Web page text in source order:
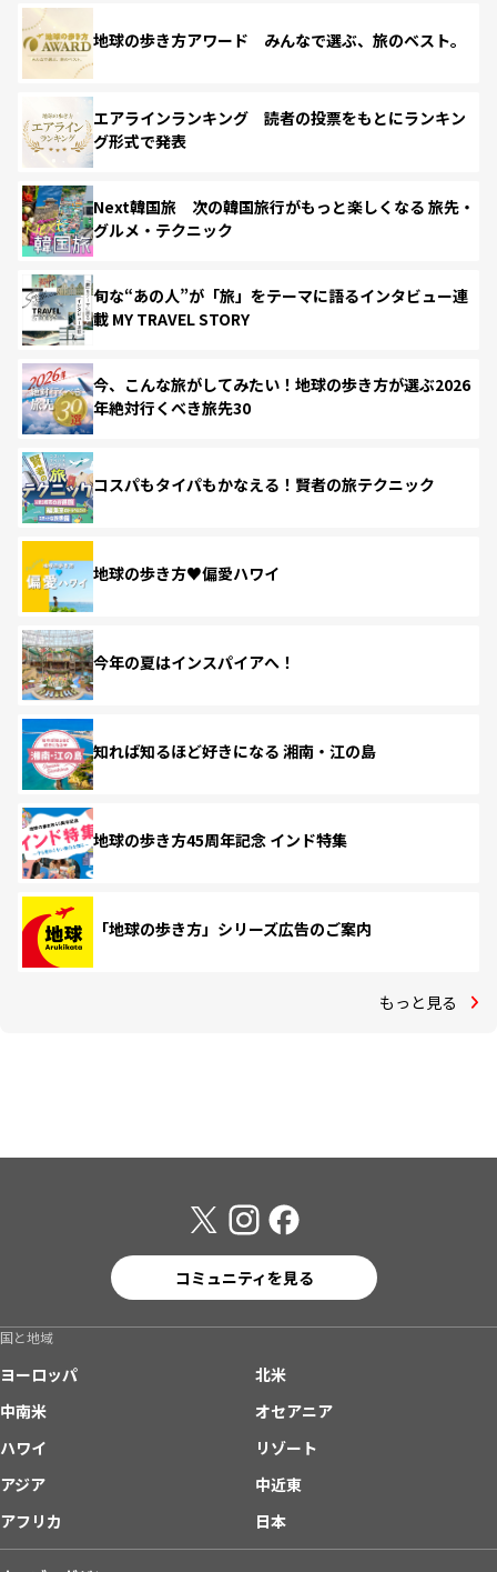
地球の歩き方アワード みんなで選ぶ、旅のベスト。
エアラインランキング 読者の投票をもとにランキン
グ形式で発表
Next韓国旅 次の韓国旅行がもっと楽しくなる 旅先・
グルメ・テクニック
旬な“あの人”が「旅」をテーマに語るインタビュー連
載 MY TRAVEL STORY
今、こんな旅がしてみたい！地球の歩き方が選ぶ2026
年絶対行くべき旅先30
コスパもタイパもかなえる！賢者の旅テクニック
地球の歩き方♥偏愛ハワイ
今年の夏はインスパイアへ！
知れば知るほど好きになる 湘南・江の島
地球の歩き方45周年記念 インド特集
「地球の歩き方」シリーズ広告のご案内
もっと見る
コミュニティを見る
国と地域
ヨーロッパ
北米
中南米
オセアニア
ハワイ
リゾート
アジア
中近東
アフリカ
日本